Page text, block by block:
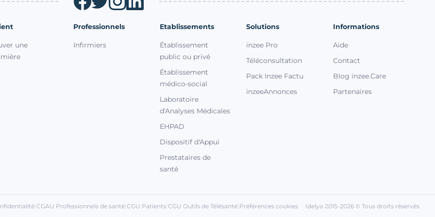
de confidentialité, en garantissant la conformité avec les réglementations. Personnalisez vos préférences pour
une
Professionnels
Infirmiers
Etablissements
Établissement
public ou privé
Établissement
médico-social
Laboratoire
d'Analyses Médicales
EHPAD
Dispositif d'Appui
Prestataires de
santé
Solutions
inzee Pro
Téléconsultation
Pack Inzee Factu
inzeeAnnonces
Informations
Aide
Contact
Blog inzee.Care
Partenaires
|CGAU Professionnels de santé|CGU Patients|CGU Outils de Télésanté| Préférences cookies Idelyo 2015-2026 © Tous droits réservés